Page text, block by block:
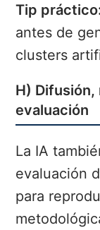
Tip
antes de
clusters
H)
evaluación
La IA
evaluación
para